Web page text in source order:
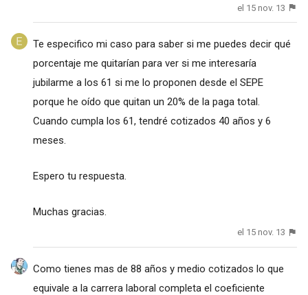
el 15 nov. 13
Te especifico mi caso para saber si me puedes decir qué
porcentaje me quitarían para ver si me interesaría
jubilarme a los 61 si me lo proponen desde el SEPE
porque he oído que quitan un 20% de la paga total.
Cuando cumpla los 61, tendré cotizados 40 años y 6
meses.
Espero tu respuesta.
Muchas gracias.
el 15 nov. 13
Como tienes mas de 88 años y medio cotizados lo que
equivale a la carrera laboral completa el coeficiente